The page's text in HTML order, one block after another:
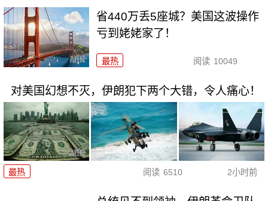
省440万丢5座城？美国这波操作
亏到姥姥家了！
最热 阅读 10049
对美国幻想不灭，伊朗犯下两个大错，令人痛心！
最热 阅读 6510 2小时前